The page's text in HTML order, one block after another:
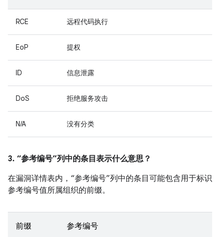
RCE 远程代码执行
EoP 提权
ID 信息泄露
DoS 拒绝服务攻击
N/A 没有分类
3. “参考编号”列中的条目表示什么意思？
在漏洞详情表内，“参考编号”列中的条目可能包含用于标识
参考编号值所属组织的前缀。
前缀 参考编号